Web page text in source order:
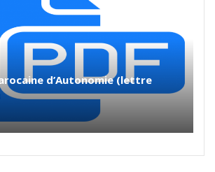
d’Autonomie (lettre